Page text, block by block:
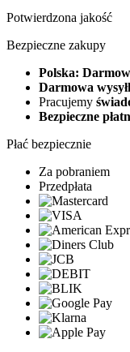
Potwierdzona jakość
Bezpieczne zakupy
Polska:
Darmowa
Pracujemy
Bezpieczne
Płać bezpiecznie
Za pobraniem
Przedpłata